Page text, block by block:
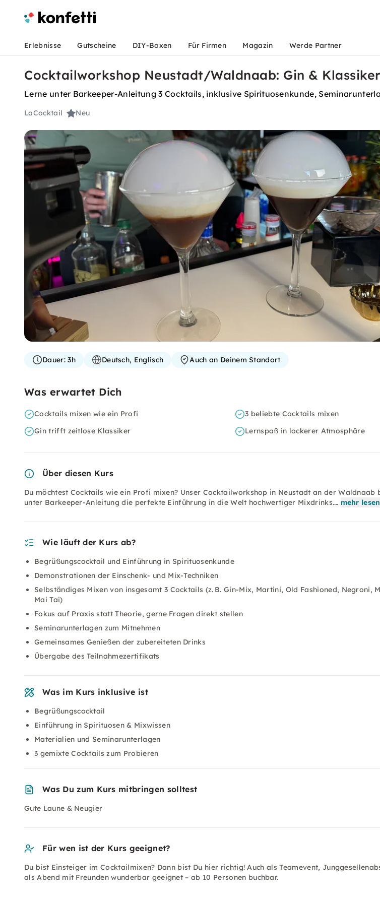
Erlebnisse Gutscheine DIY-Boxen Für Firmen Magazin Werde Partner
Cocktailworkshop Neustadt/Waldnaab: Gin & Klassiker
Lerne unter Barkeeper-Anleitung 3 Cocktails, inklusive Spirituosenkunde,
LaCocktail Neu
Dauer:3h Deutsch, Englisch Auch an Deinem Standort
Was erwartet Dich
Cocktails mixen wie ein Profi
3 beliebte Cocktails mixen
Gin trifft zeitlose Klassiker
Lernspaß in lockerer Atmosphäre
Über diesen Kurs
Du möchtest Cocktails wie ein Profi mixen? Unser Cocktailworkshop in Neustadt an der Waldnaab
unter Barkeeper-Anleitung die perfekte Einführung in die Welt hochwertiger Mixdrinks.… mehr lesen
Wie läuft der Kurs ab?
Begrüßungscocktail und Einführung in Spirituosenkunde
Demonstrationen der Einschenk- und Mix-Techniken
Selbständiges Mixen von insgesamt 3 Cocktails (z. B. Gin-Mix, Martini, Old Fashioned, Negroni,
Mai Tai)
Fokus auf Praxis statt Theorie, gerne Fragen direkt stellen
Seminarunterlagen zum Mitnehmen
Gemeinsames Genießen der zubereiteten Drinks
Übergabe des Teilnahmezertifikats
Was im Kurs inklusive ist
Begrüßungscocktail
Einführung in Spirituosen & Mixwissen
Materialien und Seminarunterlagen
3 gemixte Cocktails zum Probieren
Was Du zum Kurs mitbringen solltest
Gute Laune & Neugier
Für wen ist der Kurs geeignet?
Du bist Einsteiger im Cocktailmixen? Dann bist Du hier richtig! Auch als Teamevent,
als Abend mit Freunden wunderbar geeignet – ab 10 Personen buchbar.